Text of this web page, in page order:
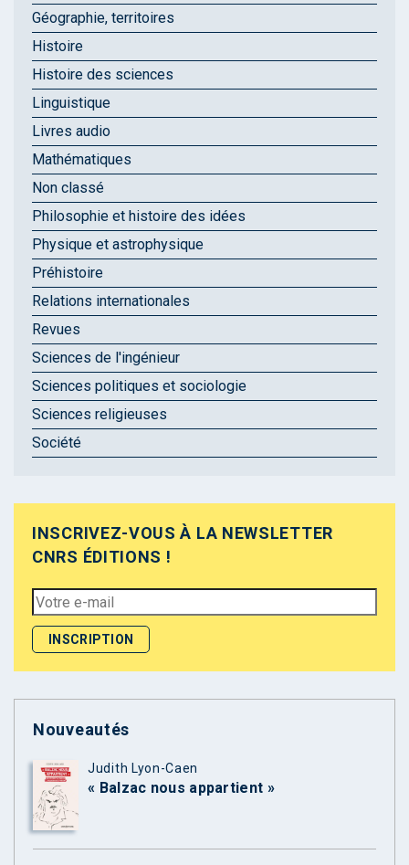
Géographie, territoires
Histoire
Histoire des sciences
Linguistique
Livres audio
Mathématiques
Non classé
Philosophie et histoire des idées
Physique et astrophysique
Préhistoire
Relations internationales
Revues
Sciences de l'ingénieur
Sciences politiques et sociologie
Sciences religieuses
Société
INSCRIVEZ-VOUS À LA NEWSLETTER
CNRS ÉDITIONS !
Nouveautés
Judith Lyon-Caen
« Balzac nous appartient »